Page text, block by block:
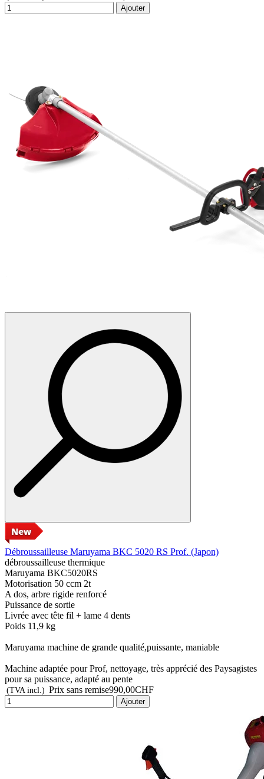
Ajouter
Débroussailleuse Maruyama BKC 5020 RS Prof. (Japon)
débroussailleuse thermique
Maruyama BKC5020RS
Motorisation 50 ccm 2t
A dos, arbre rigide renforcé
Puissance de sortie
Livrée avec tête fil + lame 4 dents
Poids 11,9 kg
Maruyama machine de grande qualité,puissante, maniable
Machine adaptée pour Prof, nettoyage, très apprécié des Paysagistes
pour sa puissance, adapté au pente
(TVA incl.) Prix sans remise990,00CHF
Ajouter